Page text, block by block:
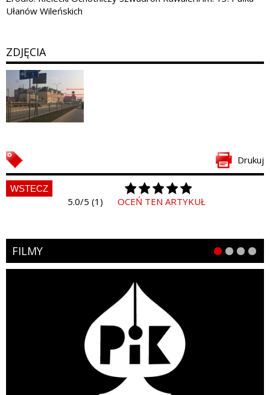
Ułanów Wileńskich
ZDJĘCIA
Drukuj
WSTECZ
5.0/5 (1) OCEŃ TEN ARTYKUŁ
FILMY